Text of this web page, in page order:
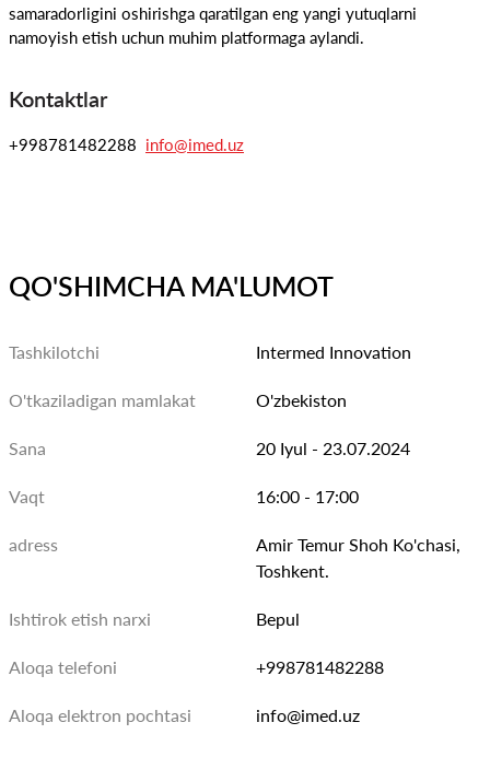
samaradorligini oshirishga qaratilgan eng yangi yutuqlarni
namoyish etish uchun muhim platformaga aylandi.
Kontaktlar
+998781482288 info@imed.uz
QO'SHIMCHA MA'LUMOT
Tashkilotchi Intermed Innovation
O'tkaziladigan mamlakat O'zbekiston
Sana 20 Iyul - 23.07.2024
Vaqt 16:00 - 17:00
adress
Amir Temur Shoh Ko'chasi,
Toshkent.
Ishtirok etish narxi Bepul
Aloqa telefoni +998781482288
Aloqa elektron pochtasi info@imed.uz